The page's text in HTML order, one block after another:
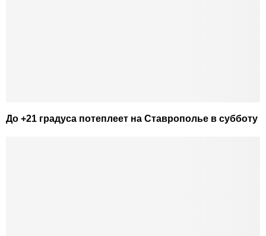
До +21 градуса потеплеет на Ставрополье в субботу